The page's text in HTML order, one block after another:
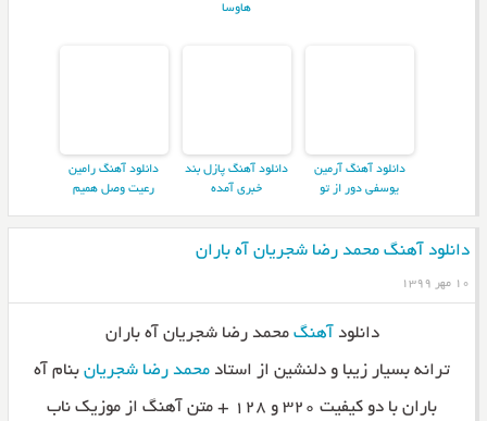
هاوسا
دانلود آهنگ آرمین
یوسفی دور از تو
دانلود آهنگ پازل بند
خبری آمده
دانلود آهنگ رامین
رعیت وصل همیم
دانلود آهنگ محمد رضا شجریان آه باران
۱۰ مهر ۱۳۹۹
دانلود آهنگ محمد رضا شجریان آه باران
ترانه بسیار زیبا و دلنشین از استاد محمد رضا شجریانبنام آه
باران با دو کیفیت ۳۲۰ و ۱۲۸ + متن آهنگ از موزیک ناب